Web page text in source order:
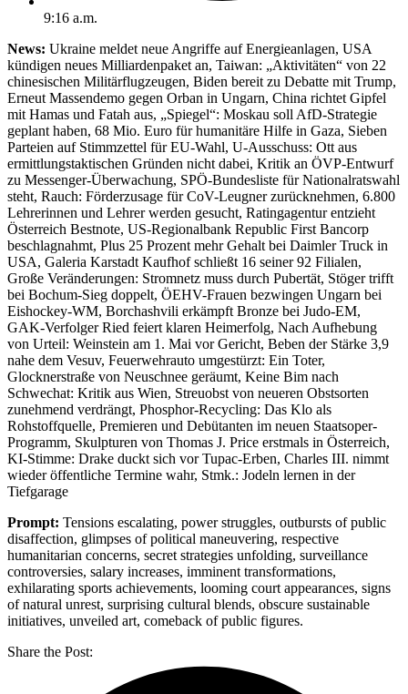
9:16 a.m.
News: Ukraine meldet neue Angriffe auf Energieanlagen, USA
kündigen neues Milliardenpaket an, Taiwan: „Aktivitäten“ von 22
chinesischen Militärflugzeugen, Biden bereit zu Debatte mit Trump,
Erneut Massendemo gegen Orban in Ungarn, China richtet Gipfel
mit Hamas und Fatah aus, „Spiegel“: Moskau soll AfD-Strategie
geplant haben, 68 Mio. Euro für humanitäre Hilfe in Gaza, Sieben
Parteien auf Stimmzettel für EU-Wahl, U-Ausschuss: Ott aus
ermittlungstaktischen Gründen nicht dabei, Kritik an ÖVP-Entwurf
zu Messenger-Überwachung, SPÖ-Bundesliste für Nationalratswahl
steht, Rauch: Förderzusage für CoV-Leugner zurücknehmen, 6.800
Lehrerinnen und Lehrer werden gesucht, Ratingagentur entzieht
Österreich Bestnote, US-Regionalbank Republic First Bancorp
beschlagnahmt, Plus 25 Prozent mehr Gehalt bei Daimler Truck in
USA, Galeria Karstadt Kaufhof schließt 16 seiner 92 Filialen,
Große Veränderungen: Stromnetz muss durch Pubertät, Stöger trifft
bei Bochum-Sieg doppelt, ÖEHV-Frauen bezwingen Ungarn bei
Eishockey-WM, Borchashvili erkämpft Bronze bei Judo-EM,
GAK-Verfolger Ried feiert klaren Heimerfolg, Nach Aufhebung
von Urteil: Weinstein am 1. Mai vor Gericht, Beben der Stärke 3,9
nahe dem Vesuv, Feuerwehrauto umgestürzt: Ein Toter,
Glocknerstraße von Neuschnee geräumt, Keine Bim nach
Schwechat: Kritik aus Wien, Streuobst von neueren Obstsorten
zunehmend verdrängt, Phosphor-Recycling: Das Klo als
Rohstoffquelle, Premieren und Debütanten im neuen Staatsoper-
Programm, Skulpturen von Thomas J. Price erstmals in Österreich,
KI-Stimme: Drake duckt sich vor Tupac-Erben, Charles III. nimmt
wieder öffentliche Termine wahr, Stmk.: Jodeln lernen in der
Tiefgarage
Prompt: Tensions escalating, power struggles, outbursts of public
disaffection, glimpses of political maneuvering, respective
humanitarian concerns, secret strategies unfolding, surveillance
controversies, salary increases, imminent transformations,
exhilarating sports achievements, looming court appearances, signs
of natural unrest, surprising cultural blends, obscure sustainable
initiatives, unveiled art, comeback of public figures.
Share the Post: